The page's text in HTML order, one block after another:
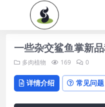
一些杂交鲨鱼掌新
多肉植物 169 0
详情介绍 常见问题